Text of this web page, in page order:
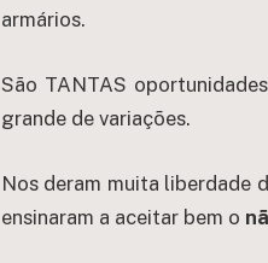
armários.
São TANTAS
grande de variações.
Nos deram muita liberdade
ensinaram a aceitar bem o